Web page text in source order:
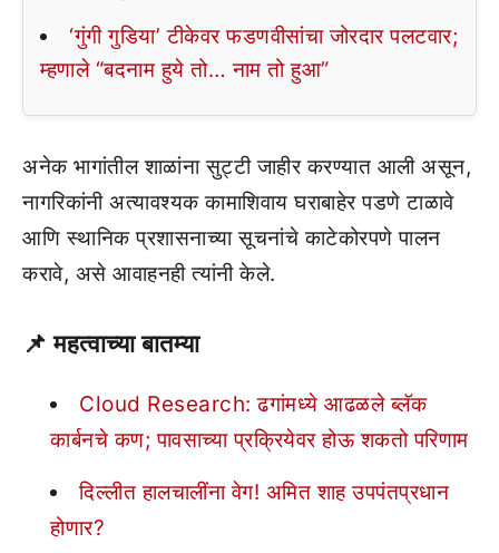
‘गुंगी गुडिया’ टीकेवर फडणवीसांचा जोरदार पलटवार;
म्हणाले “बदनाम हुये तो… नाम तो हुआ”
अनेक भागांतील शाळांना सुट्टी जाहीर करण्यात आली असून,
नागरिकांनी अत्यावश्यक कामाशिवाय घराबाहेर पडणे टाळावे
आणि स्थानिक प्रशासनाच्या सूचनांचे काटेकोरपणे पालन
करावे, असे आवाहनही त्यांनी केले.
📌महत्वाच्या बातम्या
Cloud Research: ढगांमध्ये आढळले ब्लॅक
कार्बनचे कण; पावसाच्या प्रक्रियेवर होऊ शकतो परिणाम
दिल्लीत हालचालींना वेग! अमित शाह उपपंतप्रधान
होणार?